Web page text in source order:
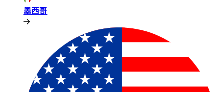
墨西哥​​